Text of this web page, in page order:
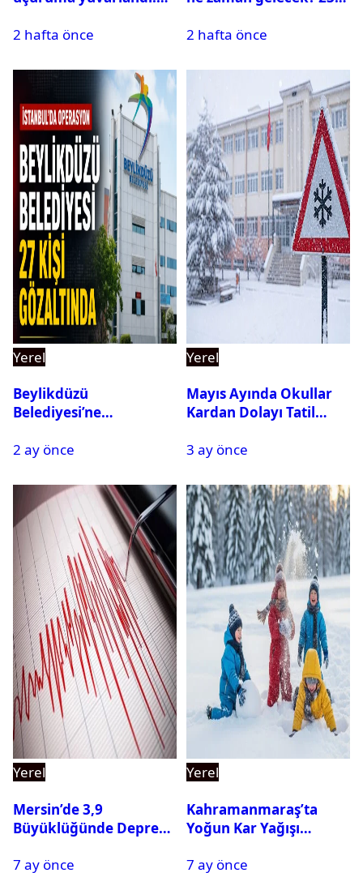
var
2 hafta önce
su kesintisi sorgulama
2 hafta önce
Yerel
Beylikdüzü
Belediyesi’ne
Gözaltına Alındı
2 ay önce
Yerel
Mayıs Ayında Okullar
Kardan Dolayı Tatil
3 ay önce
Yerel
Mersin’de 3,9
Büyüklüğünde Deprem
7 ay önce
Yerel
Kahramanmaraş’ta
Yoğun Kar Yağışı
Tatil
7 ay önce